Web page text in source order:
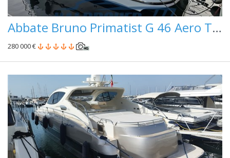
Abbate Bruno Primatist G 46 Aero Top Pininfarina
280 000 €